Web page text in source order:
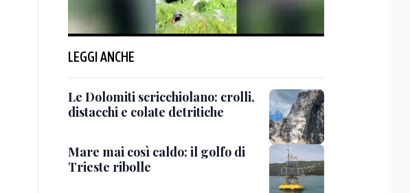
LEGGI ANCHE
Le Dolomiti scricchiolano: crolli,
distacchi e colate detritiche
Mare mai così caldo: il golfo di
Trieste ribolle